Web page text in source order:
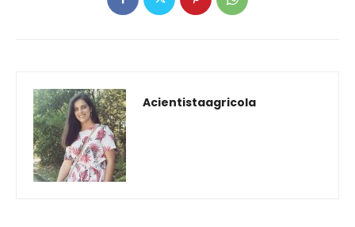
Acientistaagricola